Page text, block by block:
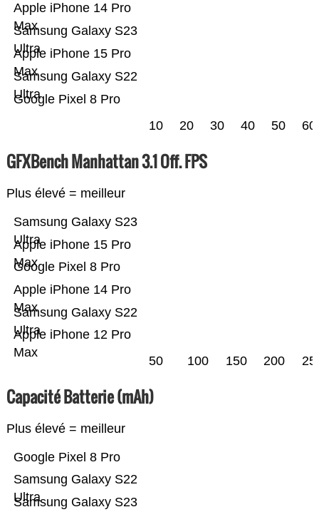
Google Pixel 8 Pro
Samsung Galaxy S22
Ultra
Apple iPhone 15 Pro
Max
Samsung Galaxy S23
Ultra
Apple iPhone 14 Pro
Max
10 20 30 40 50 60
GFXBench Manhattan 3.1 Off. FPS
Plus élevé = meilleur
Apple iPhone 12 Pro
Max
Samsung Galaxy S22
Ultra
Apple iPhone 14 Pro
Max
Google Pixel 8 Pro
Apple iPhone 15 Pro
Max
Samsung Galaxy S23
Ultra
50 100 150 200
Capacité Batterie (mAh)
Plus élevé = meilleur
Samsung Galaxy S23
Samsung Galaxy S22
Ultra
Google Pixel 8 Pro